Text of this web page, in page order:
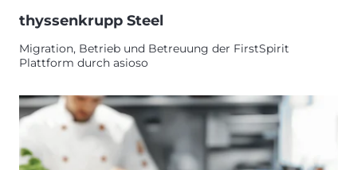
thyssenkrupp Steel
Migration, Betrieb und Betreuung der FirstSpirit
Plattform durch asioso